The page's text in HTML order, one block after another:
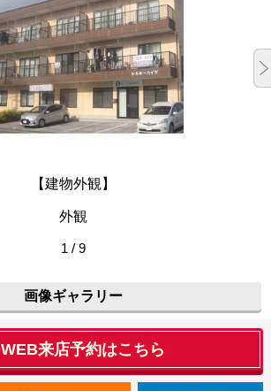
【建物外観】
外観
1 / 9
画像ギャラリー
WEB来店予約はこちら